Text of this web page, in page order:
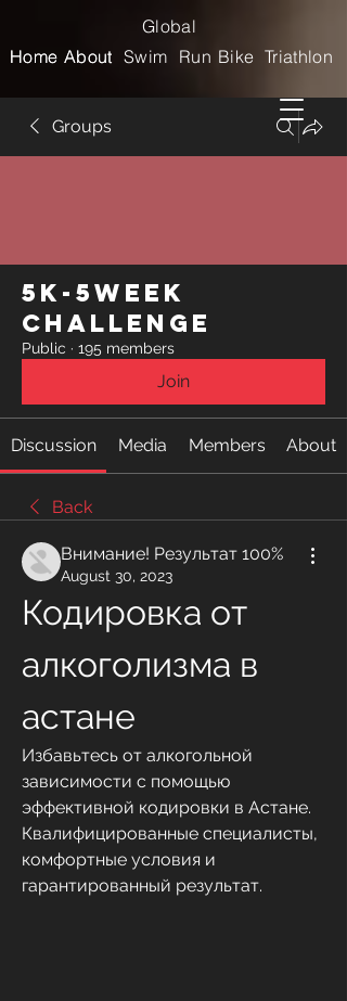
Home
Global
Home
Swim Run Bike Triathlon
About
About
Groups
5k-5week
Challenge
Public · 195 members
Join
Discussion Media Members About
Back
Внимание! Результат 100%
August 30, 2023
Кодировка от
алкоголизма в
астане
Избавьтесь от алкогольной
зависимости с помощью
эффективной кодировки в Астане.
Квалифицированные специалисты,
комфортные условия и
гарантированный результат.